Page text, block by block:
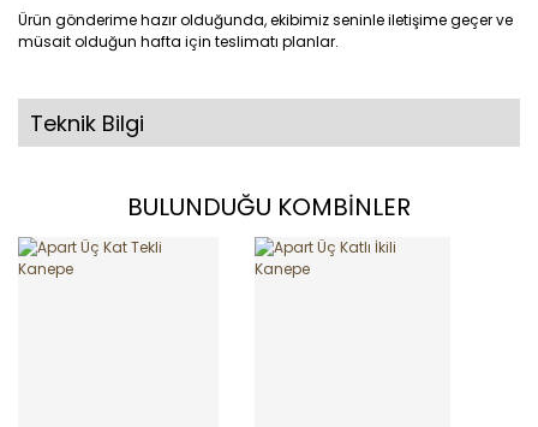
Ürün gönderime hazır olduğunda, ekibimiz seninle iletişime geçer ve
müsait olduğun hafta için teslimatı planlar.
Teknik Bilgi
BULUNDUĞU KOMBİNLER